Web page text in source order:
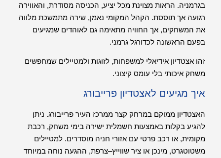
בגרמניה. הראות מצוינת מכל יציע, הכניסה מסודרת, והאווירה
רגועה אך תוססת. הקהל המקומי נאמן, שירה מתמשכת מלווה
את המשחקים, אך החוויה מתאימה גם לאוהדים שמגיעים
בפעם הראשונה לכדורגל גרמני.
זהו אצטדיון אידיאלי למשפחות, לזוגות ולמטיילים שמחפשים
משחק איכותי בלי עומס קיצוני.
איך מגיעים לאצטדיון פרייבורג
האצטדיון ממוקם במרחק קצר ממרכז העיר פרייבורג. ניתן
להגיע בקלות באמצעות חשמלית ישירה בימי משחק, רכבת
מקומית, או רכב פרטי עם אזורי חניה מוסדרים. למטיילים
משטוטגרט, מינכן או ציר שווייץ–צרפת, ההגעה נוחה במיוחד